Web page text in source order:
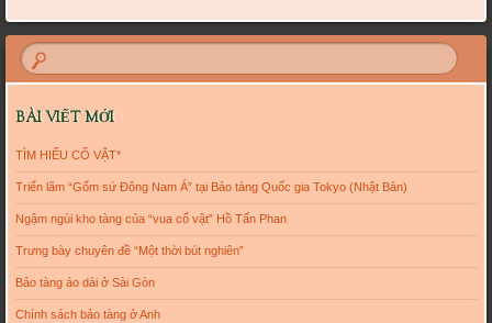
BÀI VIẾT MỚI
TÌM HIỂU CỔ VẬT*
Triển lãm “Gốm sứ Đông Nam Á” tại Bảo tàng Quốc gia Tokyo (Nhật Bản)
Ngậm ngùi kho tàng của “vua cổ vật” Hồ Tấn Phan
Trưng bày chuyên đề “Một thời bút nghiên”
Bảo tàng áo dài ở Sài Gòn
Chính sách bảo tàng ở Anh